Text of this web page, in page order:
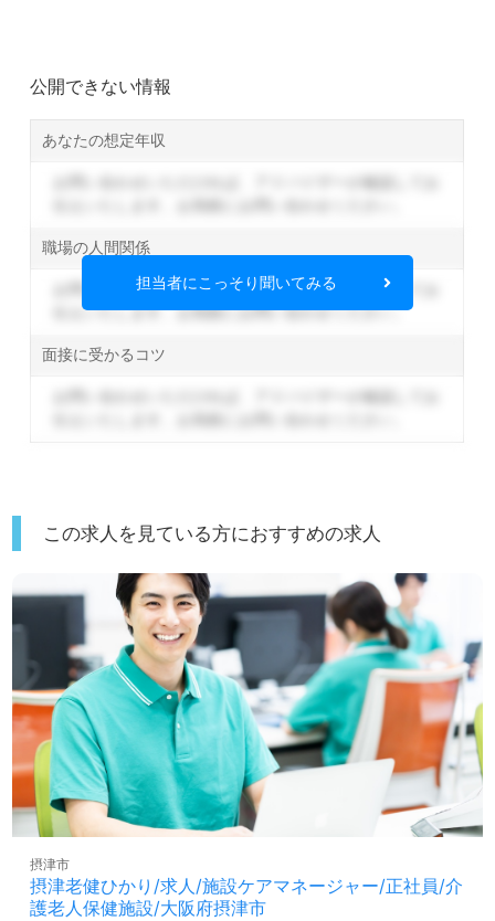
公開できない情報
あなたの想定年収
職場の人間関係
お問い合わせいただければ、アドバイザーが確認してお
伝えいたします。お気軽にお問い合わせください。
面接に受かるコツ
担当者にこっそり聞いてみる
この求人を見ている方におすすめの求人
摂津老健ひかり/求人/施設ケアマネージャー/正社員/介
護老人保健施設/大阪府摂津市
摂津市